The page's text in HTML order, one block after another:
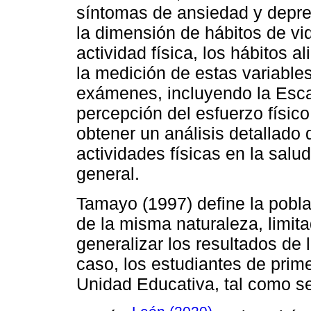
síntomas de ansiedad y
la dimensión de hábitos de
actividad física, los hábitos
la medición de estas
exámenes, incluyendo la
percepción del esfuerzo
obtener un análisis detallado
actividades físicas en la
general.
Tamayo (1997) define la
de la misma naturaleza,
generalizar los resultados de
caso, los estudiantes de
Unidad Educativa, tal como